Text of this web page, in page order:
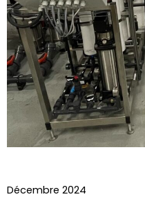
Décembre 2024